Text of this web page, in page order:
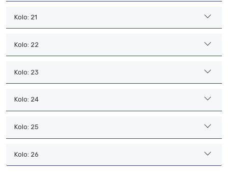
Kolo: 21
Kolo: 22
Kolo: 23
Kolo: 24
Kolo: 25
Kolo: 26